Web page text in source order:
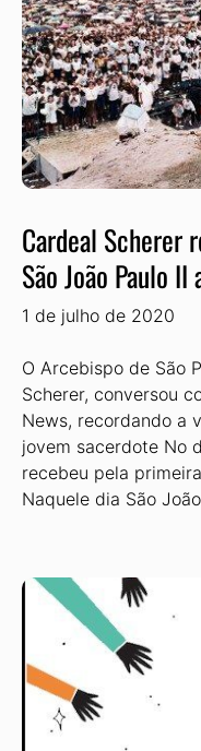
Cardeal Scherer
São João Paulo
1 de julho de 2020
O Arcebispo de São
Scherer, conversou
News, recordando a
jovem sacerdote No
recebeu pela
Naquele dia São